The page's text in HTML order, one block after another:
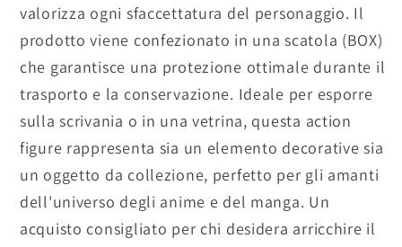
valorizza ogni sfaccettatura del personaggio. Il
prodotto viene confezionato in una scatola (BOX)
che garantisce una protezione ottimale durante il
trasporto e la conservazione. Ideale per esporre
sulla scrivania o in una vetrina, questa action
figure rappresenta sia un elemento decorative sia
un oggetto da collezione, perfetto per gli amanti
dell'universo degli anime e del manga. Un
acquisto consigliato per chi desidera arricchire il